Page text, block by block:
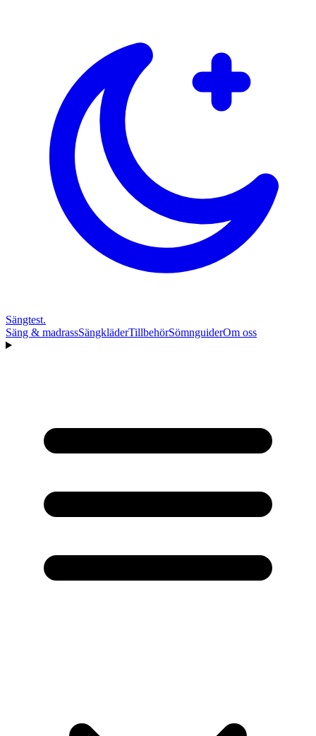
Sängtest.
Säng & madrassSängkläderTillbehörSömnguiderOm oss